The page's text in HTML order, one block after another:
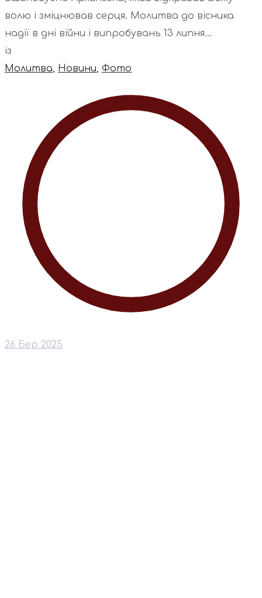
волю і зміцнював серця. Молитва до вісника
надії в дні війни і випробувань 13 липня...
із
Молитва, Новини, Фото
26 Бер 2025